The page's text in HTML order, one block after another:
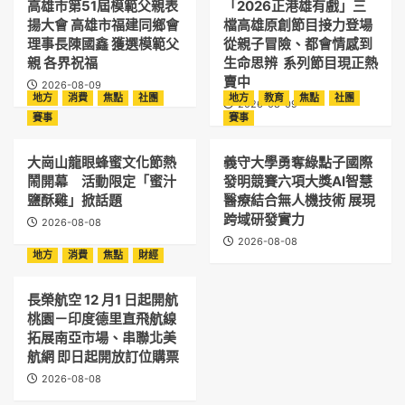
高雄市第51屆模範父親表
揚大會 高雄市福建同鄉會
理事長陳國鑫 獲選模範父
親 各界祝福
2026-08-09
「2026正港雄有戲」三
檔高雄原創節目接力登場
從親子冒險、都會情感到
生命思辨 系列節目現正熱
賣中
2026-08-09
地方 消費 焦點
社團
賽事
大崗山龍眼蜂蜜文化節熱
鬧開幕 活動限定「蜜汁
鹽酥雞」掀話題
2026-08-08
地方 教育 焦點
社團
賽事
義守大學勇奪綠點子國際
發明競賽六項大獎AI智慧
醫療結合無人機技術 展現
跨域研發實力
2026-08-08
地方
消費 焦點 財經
長榮航空 12 月1 日起開航
桃園－印度德里直飛航線
拓展南亞市場、串聯北美
航網 即日起開放訂位購票
2026-08-08